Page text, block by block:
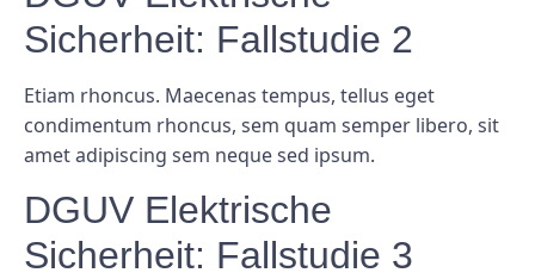
Sicherheit: Fallstudie 2
Etiam rhoncus. Maecenas tempus, tellus eget
condimentum rhoncus, sem quam semper libero, sit
amet adipiscing sem neque sed ipsum.
DGUV Elektrische
Sicherheit: Fallstudie 3